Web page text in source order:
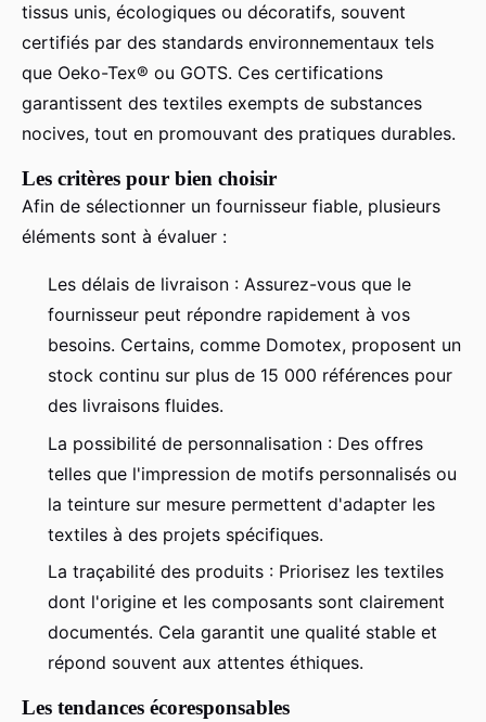
tissus unis, écologiques ou décoratifs, souvent
certifiés par des standards environnementaux tels
que Oeko-Tex® ou GOTS. Ces certifications
garantissent des textiles exempts de substances
nocives, tout en promouvant des pratiques durables.
Les critères pour bien choisir
Afin de sélectionner un fournisseur fiable, plusieurs
éléments sont à évaluer :
Les délais de livraison : Assurez-vous que le
fournisseur peut répondre rapidement à vos
besoins. Certains, comme Domotex, proposent un
stock continu sur plus de 15 000 références pour
des livraisons fluides.
La possibilité de personnalisation : Des offres
telles que l'impression de motifs personnalisés ou
la teinture sur mesure permettent d'adapter les
textiles à des projets spécifiques.
La traçabilité des produits : Priorisez les textiles
dont l'origine et les composants sont clairement
documentés. Cela garantit une qualité stable et
répond souvent aux attentes éthiques.
Les tendances écoresponsables